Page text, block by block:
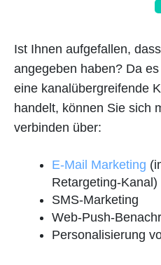
Ist Ihnen aufgefallen,
angegeben haben? Da
eine kanalübergreifende
handelt, können Sie sich
verbinden über:
E-Mail Marketing
Retargeting-Kanal)
SMS-Marketing
Web-Push-
Personalisierung